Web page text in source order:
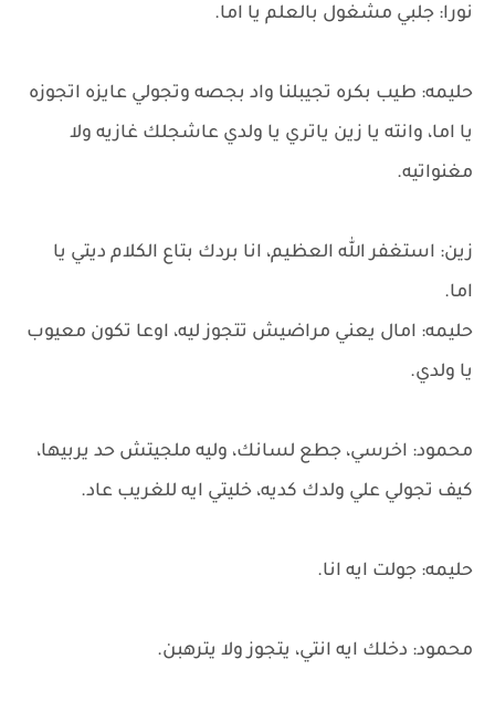
نورا: جلبي مشغول بالعلم يا اما.
حليمه: طيب بكره تجيبلنا واد بجصه وتجولي عايزه اتجوزه
يا اما، وانته يا زين ياتري يا ولدي عاشجلك غازيه ولا
مغنواتيه.
زين: استغفر الله العظيم، انا بردك بتاع الكلام ديتي يا
اما.
حليمه: امال يعني مراضيش تتجوز ليه، اوعا تكون معيوب
يا ولدي.
محمود: اخرسي، جطع لسانك، وليه ملجيتش حد يربيها،
كيف تجولي علي ولدك كديه، خليتي ايه للغريب عاد.
حليمه: جولت ايه انا.
محمود: دخلك ايه انتي، يتجوز ولا يترهبن.